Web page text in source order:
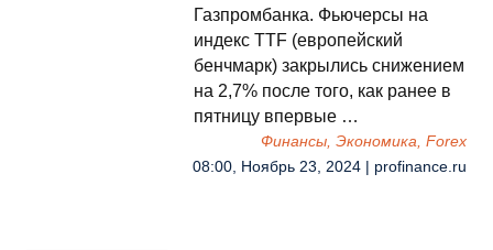
Газпромбанка. Фьючерсы на
индекс TTF (европейский
бенчмарк) закрылись снижением
на 2,7% после того, как ранее в
пятницу впервые …
Финансы, Экономика, Forex
08:00, Ноябрь 23, 2024 | profinance.ru